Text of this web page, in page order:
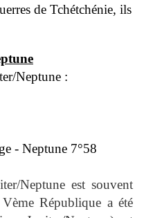
de Tchétchénie, ils
Neptune :
- Neptune 7°58
Neptune est souvent
République a été